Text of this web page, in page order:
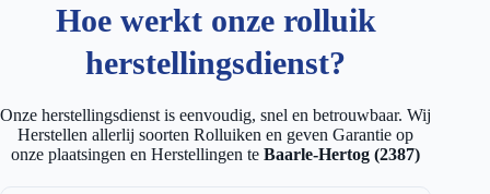
Hoe werkt onze rolluik
herstellingsdienst?
Onze herstellingsdienst is eenvoudig, snel en betrouwbaar. Wij
Herstellen allerlij soorten Rolluiken en geven Garantie op
onze plaatsingen en Herstellingen teBaarle-Hertog (2387)